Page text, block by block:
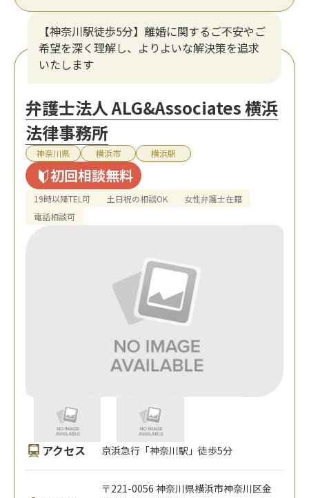
【神奈川駅徒歩5分】離婚に関するご不安やご
希望を深く理解し、よりよいな解決策を追求
いたします
弁護士法人 ALG&Associates 横浜
法律事務所
神奈川県 横浜市 横浜駅
初回相談無料
19時以降TEL可 土日祝の相談OK
女性弁護士在籍
電話相談可
アクセス 京浜急行「神奈川駅」徒歩5分
〒221-0056 神奈川県横浜市神奈川区金